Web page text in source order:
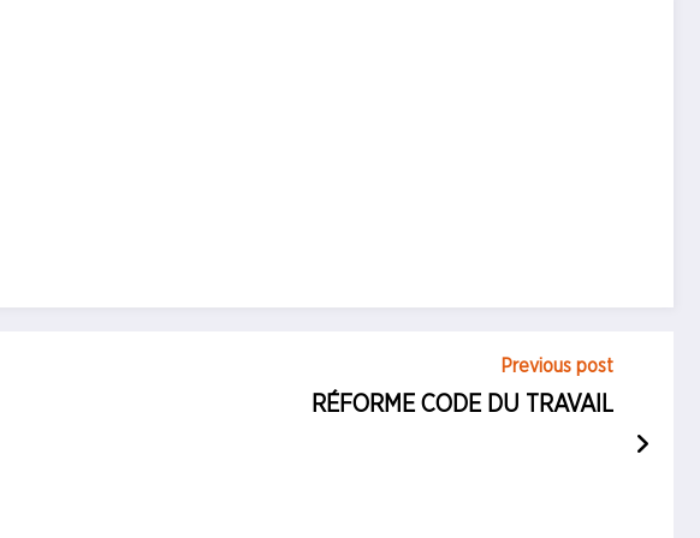
Previous post
RÉFORME CODE DU TRAVAIL